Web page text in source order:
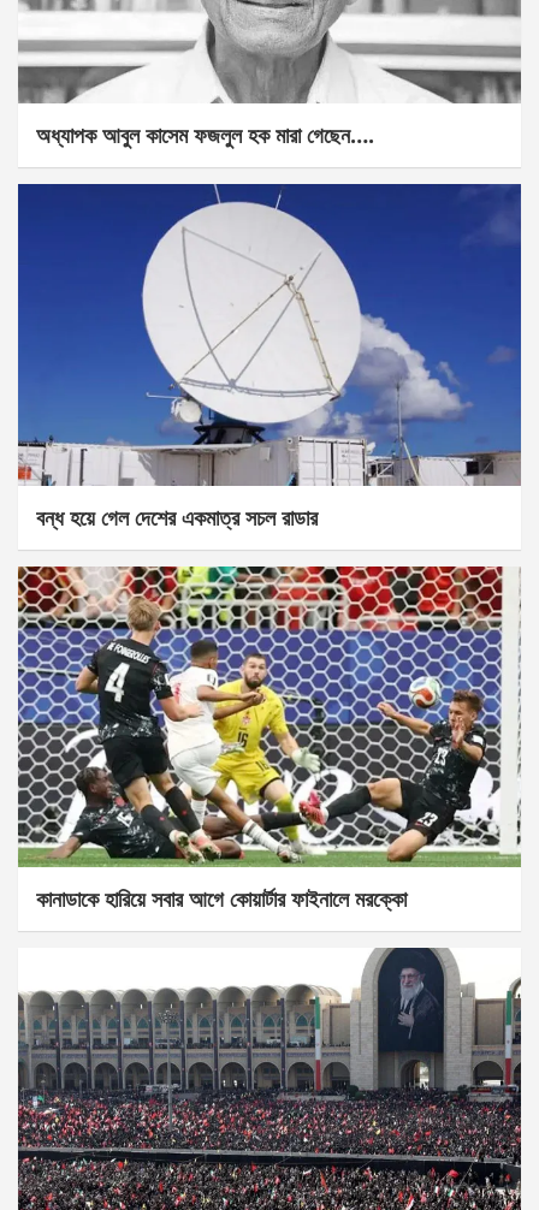
অধ্যাপক আবুল কাসেম ফজলুল হক মারা গেছেন….
বন্ধ হয়ে গেল দেশের একমাত্র সচল রাডার
কানাডাকে হারিয়ে সবার আগে কোয়ার্টার ফাইনালে মরক্কো